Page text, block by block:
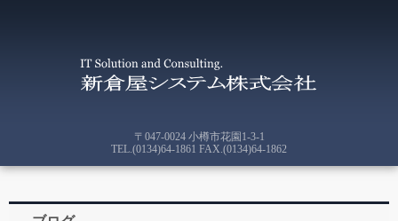
〒047-0024 小樽市花園1-3-1
TEL.(0134)64-1861 FAX.(0134)64-1862